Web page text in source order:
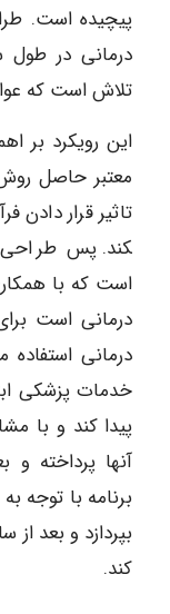
پیچیده است.
درمانی در طول
تلاش است که
این رویکرد بر
معتبر حاصل
کند. پس طراحی
است که با
درمانی است
درمانی
خدمات پزشکی
پیدا کند و با
آنها پرداخته و
برنامه با توجه
بپردازد و بعد
کند.